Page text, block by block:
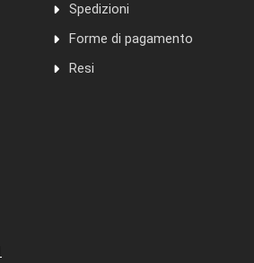
Spedizioni
Forme di pagamento
Resi